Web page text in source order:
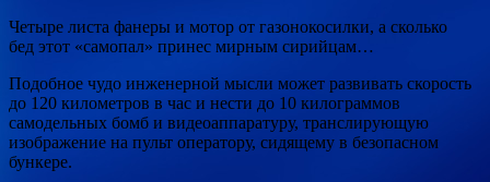
Четыре листа фанеры и мотор от газонокосилки, а сколько
бед этот «самопал» принес мирным сирийцам…
Подобное чудо инженерной мысли может развивать скорость
до 120 километров в час и нести до 10 килограммов
самодельных бомб и видеоаппаратуру, транслирующую
изображение на пульт оператору, сидящему в безопасном
бункере.